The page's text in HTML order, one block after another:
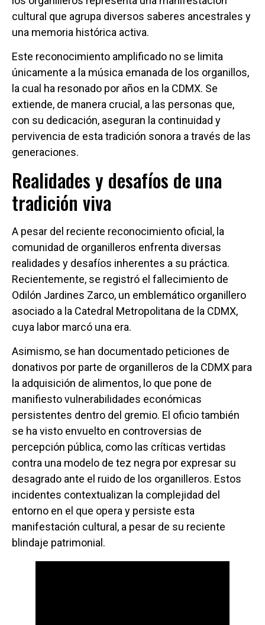
cultural que agrupa diversos saberes ancestrales y
una memoria histórica activa.
Este reconocimiento amplificado no se limita
únicamente a la música emanada de los organillos,
la cual ha resonado por años en la CDMX. Se
extiende, de manera crucial, a las personas que,
con su dedicación, aseguran la continuidad y
pervivencia de esta tradición sonora a través de las
generaciones.
Realidades y desafíos de una
tradición viva
A pesar del reciente reconocimiento oficial, la
comunidad de organilleros enfrenta diversas
realidades y desafíos inherentes a su práctica.
Recientemente, se registró el fallecimiento de
Odilón Jardines Zarco, un emblemático organillero
asociado a la Catedral Metropolitana de la CDMX,
cuya labor marcó una era.
Asimismo, se han documentado peticiones de
donativos por parte de organilleros de la CDMX para
la adquisición de alimentos, lo que pone de
manifiesto vulnerabilidades económicas
persistentes dentro del gremio. El oficio también
se ha visto envuelto en controversias de
percepción pública, como las críticas vertidas
contra una modelo de tez negra por expresar su
desagrado ante el ruido de los organilleros. Estos
incidentes contextualizan la complejidad del
entorno en el que opera y persiste esta
manifestación cultural, a pesar de su reciente
blindaje patrimonial.